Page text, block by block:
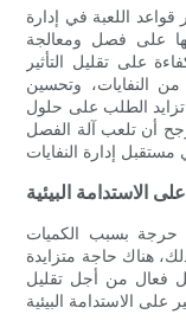
قواعد اللعبة في إدارة
على فصل ومعالجة
على تقليل التأثير
من النفايات، وتحسين
تزايد الطلب على حلول
أن تلعب آلة الفصل
الاستدامة البيئية
حرجة بسبب الكميات
هناك حاجة متزايدة
فعال من أجل تقليل